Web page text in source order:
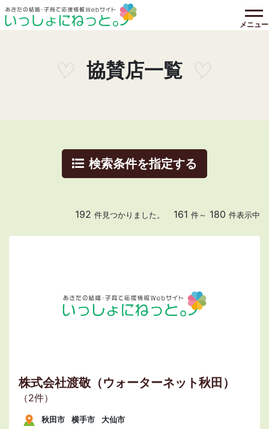
メニュー
協賛店一覧
検索条件を指定する
192 件見つかりました。 161 件～ 180 件表示中
株式会社渡敬（ウォーターネット秋田）
（2件）
秋田市 横手市 大仙市